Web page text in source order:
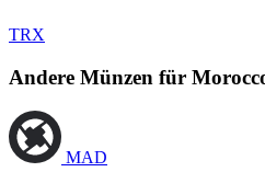
TRX
Andere Münzen für
MAD